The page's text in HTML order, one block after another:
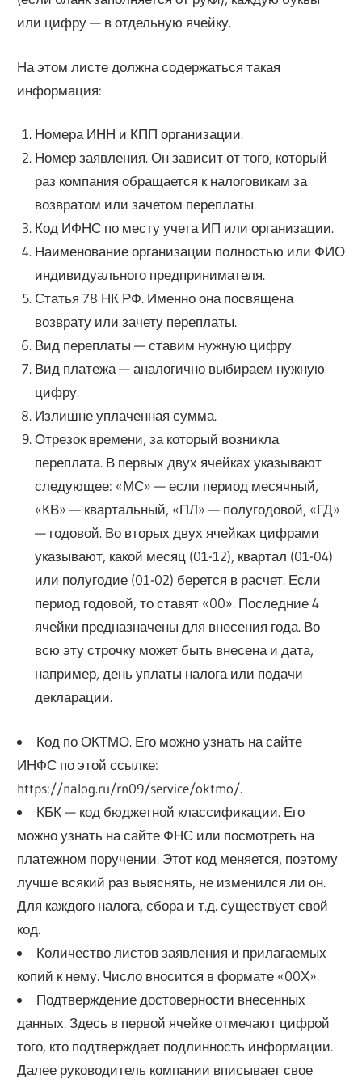
или цифру — в отдельную ячейку.
На этом листе должна содержаться такая
информация:
Номера ИНН и КПП организации.
Номер заявления. Он зависит от того, который
раз компания обращается к налоговикам за
возвратом или зачетом переплаты.
Код ИФНС по месту учета ИП или организации.
Наименование организации полностью или ФИО
индивидуального предпринимателя.
Статья 78 НК РФ. Именно она посвящена
возврату или зачету переплаты.
Вид переплаты — ставим нужную цифру.
Вид платежа — аналогично выбираем нужную
цифру.
Излишне уплаченная сумма.
Отрезок времени, за который возникла
переплата. В первых двух ячейках указывают
следующее: «МС» — если период месячный,
«КВ» — квартальный, «ПЛ» — полугодовой, «ГД»
— годовой. Во вторых двух ячейках цифрами
указывают, какой месяц (01-12), квартал (01-04)
или полугодие (01-02) берется в расчет. Если
период годовой, то ставят «00». Последние 4
ячейки предназначены для внесения года. Во
всю эту строчку может быть внесена и дата,
например, день уплаты налога или подачи
декларации.
Код по ОКТМО. Его можно узнать на сайте
ИНФС по этой ссылке:
https://nalog.ru/rn09/service/oktmo/.
КБК — код бюджетной классификации. Его
можно узнать на сайте ФНС или посмотреть на
платежном поручении. Этот код меняется, поэтому
лучше всякий раз выяснять, не изменился ли он.
Для каждого налога, сбора и т.д. существует свой
код.
Количество листов заявления и прилагаемых
копий к нему. Число вносится в формате «00Х».
Подтверждение достоверности внесенных
данных. Здесь в первой ячейке отмечают цифрой
того, кто подтверждает подлинность информации.
Далее руководитель компании вписывает свое